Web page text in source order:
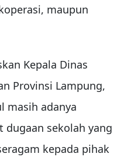
maupun
Kepala Dinas
Provinsi Lampung,
masih adanya
dugaan sekolah yang
kepada pihak